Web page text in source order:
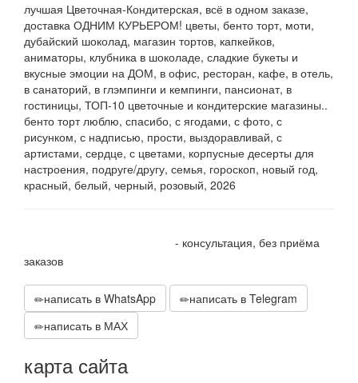
лучшая Цветочная-Кондитерская, всё в одном заказе,
доставка ОДНИМ КУРЬЕРОМ! цветы, бенто торт, моти,
дубайский шоколад, магазин тортов, капкейков,
аниматоры, клубника в шоколаде, сладкие букеты и
вкусные эмоции на ДОМ, в офис, ресторан, кафе, в отель,
в санаторий, в глэмпинги и кемпинги, пансионат, в
гостиницы, ТОП-10 цветочные и кондитерские магазины..
бенто торт люблю, спасибо, с ягодами, с фото, с
рисунком, с надписью, прости, выздоравливай, с
артистами, сердце, с цветами, корпусные десерты для
настроения, подруге/другу, семья, гороскоп, новый год,
красный, белый, черный, розовый, 2026
- консультация, без приёма
заказов
написать в WhatsApp
написать в Telegram
написать в МАХ
карта сайта